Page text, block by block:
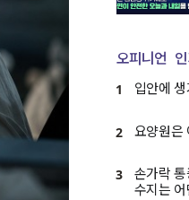
오피니언
1 입안에
2 요양원은
3
손가락
수지는